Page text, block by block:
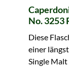
No. 3253
Diese
einer
Single